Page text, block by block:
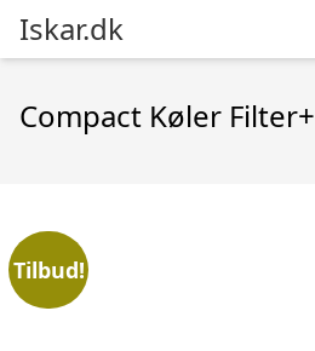
Iskar.dk
Compact Køler Filter+
Tilbud!